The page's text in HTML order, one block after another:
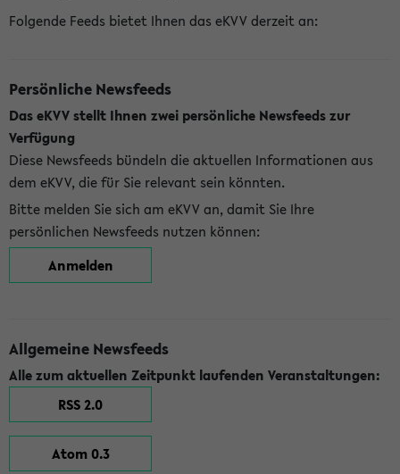
Folgende Feeds bietet Ihnen das eKVV derzeit an:
Persönliche Newsfeeds
Das eKVV stellt Ihnen zwei persönliche Newsfeeds zur
Verfügung
Diese Newsfeeds bündeln die aktuellen Informationen aus
dem eKVV, die für Sie relevant sein könnten.
Bitte melden Sie sich am eKVV an, damit Sie Ihre
persönlichen Newsfeeds nutzen können:
Anmelden
Allgemeine Newsfeeds
Alle zum aktuellen Zeitpunkt laufenden Veranstaltungen:
RSS 2.0
Atom 0.3